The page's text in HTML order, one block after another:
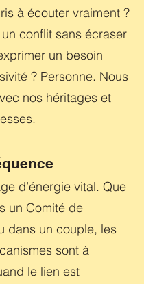
à écouter vraiment ?
conflit sans écraser
un besoin
? Personne. Nous
nos héritages et
d’énergie vital. Que
un Comité de
dans un couple, les
sont à
le lien est